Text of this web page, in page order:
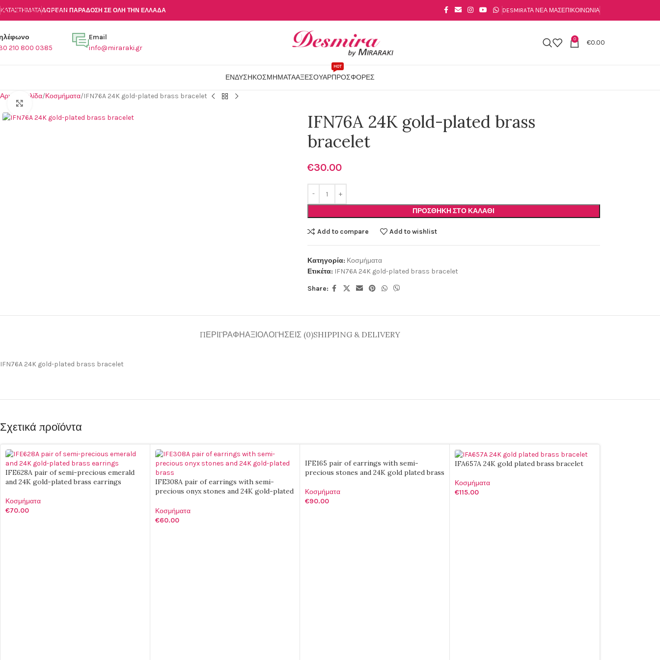
Skip to main content
ΚΑΤΑΣΤΉΜΑΤΑΔΩΡΕΑΝ ΠΑΡΑΔΟΣΗ ΣΕ ΟΛΗ ΤΗΝ ΕΛΛΑΔΑ DESMIRAΤΑ ΝΈΑ ΜΑΣΕΠΙΚΟΙΝΩΝΊΑ
210 800 0385
Email
info@miraraki.gr
0 €0.00
ΕΝΔΥΣΗΚΟΣΜΗΜΑΤΑΑΞΕΣΟΥΑΡΠΡΟΣΦΟΡΕΣ
HOT
Αρχική σελίδα Κοσμήματα IFN76A 24K gold-plated brass bracelet
IFN76A 24K gold-plated brass
bracelet
€30.00
ΠΡΟΣΘΉΚΗ ΣΤΟ ΚΑΛΆΘΙ
Add to compare Add to wishlist
Κατηγορία: Κοσμήματα
Ετικέτα: IFN76A 24K gold-plated brass bracelet
Share:
ΠΕΡΙΓΡΑΦΉΑΞΙΟΛΟΓΉΣΕΙΣ (0)SHIPPING & DELIVERY
IFN76A 24K gold-plated brass bracelet
Σχετικά προϊόντα
IFE628A pair of semi-precious emerald
and 24K gold-plated brass earrings
Κοσμήματα
€70.00
IFE308A pair of earrings with semi-
precious onyx stones and 24K gold-plated
Κοσμήματα
€60.00
IFE165 pair of earrings with semi-
precious stones and 24K gold plated brass
Κοσμήματα
€90.00
IFA657A 24K gold plated brass bracelet
Κοσμήματα
€115.00